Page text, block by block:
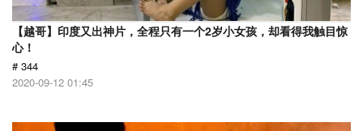
【越哥】印度又出神片，全程只有一个2岁小女孩，却看得我触目惊
心！
# 344
2020-09-12 01:45